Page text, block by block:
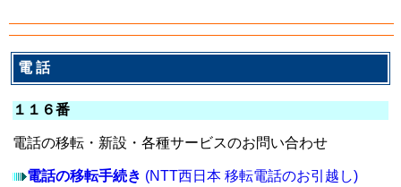
電 話
１１６番
電話の移転・新設・各種サービスのお問い合わせ
電話の移転手続き (NTT西日本 移転電話のお引越し)